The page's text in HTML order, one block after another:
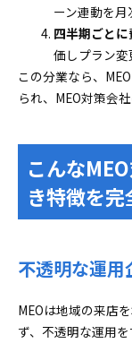
ーン連動を月
四半期ごと
価しプラン変
この分業なら、
られ、MEO対策会
こんな
き特徴を
不透明な運用
MEOは地域の来店
ず、不透明な運用